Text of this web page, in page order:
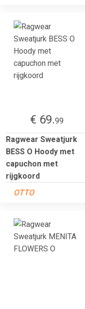
€ 69.99
Ragwear Sweatjurk
BESS O Hoody met
capuchon met
rijgkoord
OTTO